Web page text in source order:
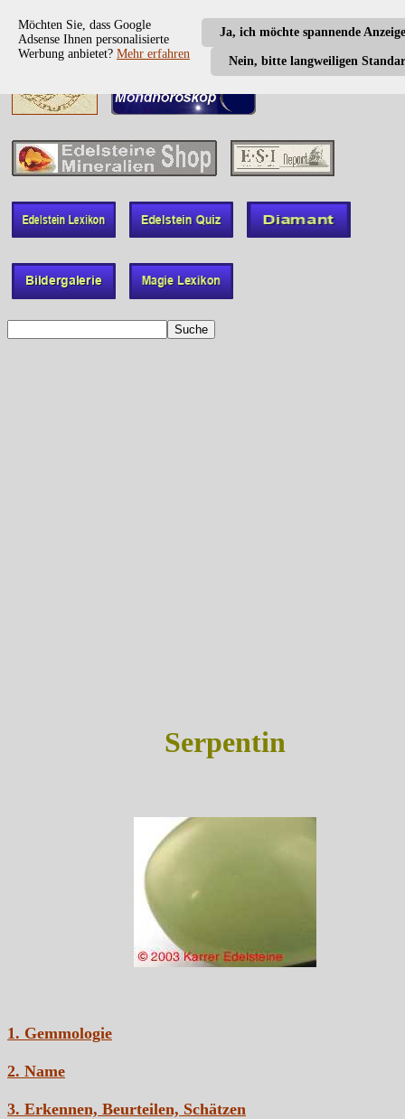
Ja, ich möchte spannende
Nein, bitte langweiligen
Möchten Sie, dass Google
Adsense Ihnen personalisierte
Werbung anbietet? Mehr erfahren
Serpentin
1. Gemmologie
2. Name
3. Erkennen, Beurteilen, Schätzen